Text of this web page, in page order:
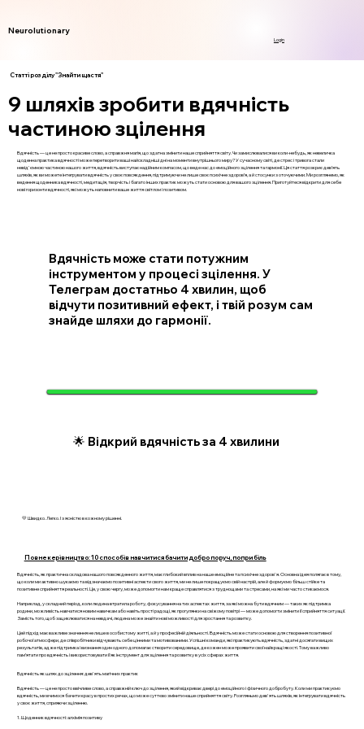
Neurolutionary
Login
Статті розділу "Знайти щастя"
9 шляхів зробити вдячність
частиною зцілення
Вдячність — це не просто красиве слово, а справжня магія, що здатна змінити наше сприйняття світу. Чи замислювалися ви коли-небудь, як невеличка
щоденна практика вдячності може перетворити ваші найскладніші дні на моменти внутрішнього миру? У сучасному світі, де стрес і тривога стали
невід'ємною частиною нашого життя, вдячність виступає надійним компасом, що веде нас до емоційного зцілення та гармонії. Ця стаття розкриє дев’ять
шляхів, як ви можете інтегрувати вдячність у своє повсякдення, підтримуючи не лише своє психічне здоров’я, а й стосунки з оточуючими. Ми розглянемо, як
ведення щоденника вдячності, медитація, творчість і багато інших практик можуть стати основою для вашого зцілення. Приготуйтеся відкрити для себе
нові горизонти вдячності, які можуть наповнити ваше життя світлом і позитивом.
Вдячність може стати потужним
інструментом у процесі зцілення. У
Телеграм достатньо 4 хвилин, щоб
відчути позитивний ефект, і твій розум сам
знайде шляхи до гармонії.
🌟 Відкрий вдячність за 4 хвилини
💛 Швидко. Легко. І з ясністю в кожному рішенні.
Повне керівництво: 10 способів навчитися бачити добро поруч, попри біль
Вдячність, як практична складова нашого повсякденного життя, має глибокий вплив на наше емоційне та психічне здоров'я. Основна ідея полягає в тому,
що коли ми активно шукаємо та відзначаємо позитивні аспекти свого життя, ми не лише покращуємо свій настрій, але й формуємо більш стійке та
позитивне сприйняття реальності. Це, у свою чергу, може допомогти нам краще справлятися з труднощами та стресами, на які ми часто стикаємося.
Наприклад, у складний період, коли людина втратила роботу, фокусування на тих аспектах життя, за які можна бути вдячним — таких як підтримка
родини, можливість навчатися новим навичкам або навіть прості радощі, як прогулянки на свіжому повітрі — може допомогти змінити її сприйняття ситуації.
Замість того, щоб зациклюватися на невдачі, людина може знайти нові можливості для зростання та розвитку.
Цей підхід має важливе значення не лише в особистому житті, а й у професійній діяльності. Вдячність може стати основою для створення позитивної
робочої атмосфери, де співробітники відчувають себе цінними та мотивованими. Успішні команди, які практикують вдячність, здатні досягати вищих
результатів, адже підтримка і визнання один одного допомагає створити середовище, де кожен може проявити свої найкращі якості. Тому важливо
пам’ятати про вдячність і використовувати її як інструмент для зцілення та розвитку в усіх сферах життя.
Вдячність як шлях до зцілення: дев'ять магічних практик
Вдячність — це не просто ввічливе слово, а справжній ключ до зцілення, який відкриває двері до емоційного і фізичного добробуту. Коли ми практикуємо
вдячність, ми вчимося бачити красу в простих речах, що може суттєво змінити наше сприйняття світу. Розгляньмо дев'ять шляхів, як інтегрувати вдячність
у своє життя, сприяючи зціленню.
1. Щоденник вдячності: алхімія позитиву